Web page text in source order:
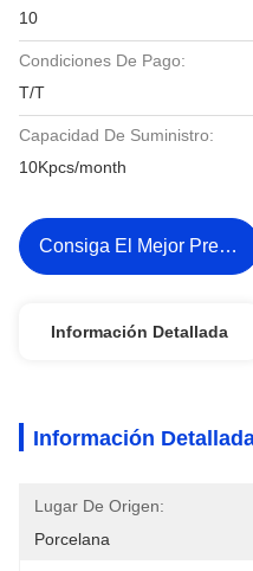
10
Condiciones De Pago:
T/T
Capacidad De Suministro:
10Kpcs/month
Consiga El Mejor Precio
Información Detallada
Información
Lugar De Origen:
Porcelana